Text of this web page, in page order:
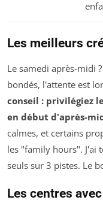
Les meilleurs
Le samedi après-midi
bondés, l'attente est
conseil : privilégiez
en début d'après-
calmes, et certains
les "family hours". J'ai
seuls sur 3 pistes. Le
Les centres